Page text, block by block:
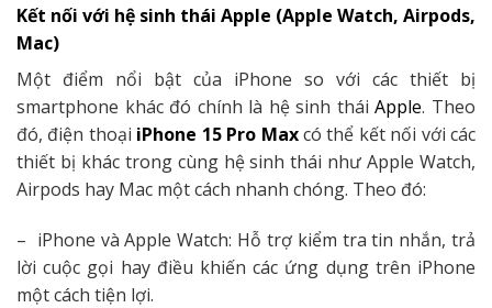
Kết nối với hệ sinh thái Apple (Apple Watch, Airpods,
Mac)
Một điểm nổi bật của iPhone so với các thiết bị
smartphone khác đó chính là hệ sinh tháiApple. Theo
đó, điện thoại iPhone 15 Pro Maxcó thể kết nối với các
thiết bị khác trong cùng hệ sinh thái như Apple Watch,
Airpods hay Mac một cách nhanh chóng. Theo đó:
– iPhone và Apple Watch: Hỗ trợ kiểm tra tin nhắn, trả
lời cuộc gọi hay điều khiến các ứng dụng trên iPhone
một cách tiện lợi.